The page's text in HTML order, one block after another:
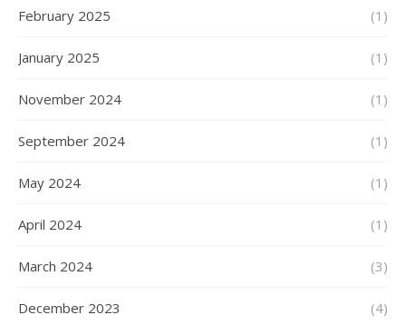
February 2025 (1)
January 2025 (1)
November 2024 (1)
September 2024 (1)
May 2024 (1)
April 2024 (1)
March 2024 (3)
December 2023 (4)